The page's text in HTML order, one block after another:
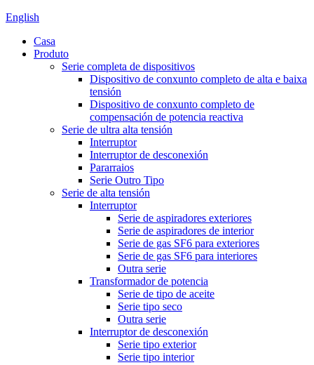
English
Casa
Produto
Serie completa de dispositivos
Dispositivo de conxunto completo de alta e baixa
tensión
Dispositivo de conxunto completo de
compensación de potencia reactiva
Serie de ultra alta tensión
Interruptor
Interruptor de desconexión
Pararraios
Serie Outro Tipo
Serie de alta tensión
Interruptor
Serie de aspiradores exteriores
Serie de aspiradores de interior
Serie de gas SF6 para exteriores
Serie de gas SF6 para interiores
Outra serie
Transformador de potencia
Serie de tipo de aceite
Serie tipo seco
Outra serie
Interruptor de desconexión
Serie tipo exterior
Serie tipo interior